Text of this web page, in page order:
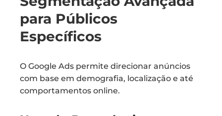
para Públicos
Específicos
O Google Ads permite direcionar anúncios
com base em demografia, localização e até
comportamentos online.